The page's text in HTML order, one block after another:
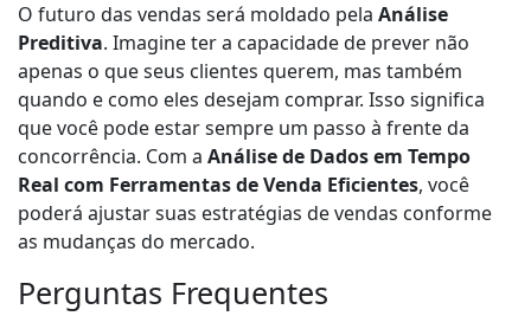
O futuro das vendas será moldado pela Análise
Preditiva. Imagine ter a capacidade de prever não
apenas o que seus clientes querem, mas também
quando e como eles desejam comprar. Isso significa
que você pode estar sempre um passo à frente da
concorrência. Com a Análise de Dados em Tempo
Real com Ferramentas de Venda Eficientes, você
poderá ajustar suas estratégias de vendas conforme
as mudanças do mercado.
Perguntas Frequentes